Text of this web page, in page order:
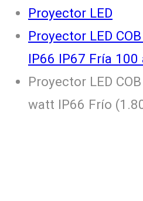
Proyector LED
Proyector LED
IP66 IP67 Fría
Proyector LED
watt IP66 Frío